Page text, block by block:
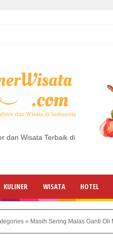
dan Wisata Terbaik di
KULINER WISATA HOTEL
» Masih Sering Malas Ganti